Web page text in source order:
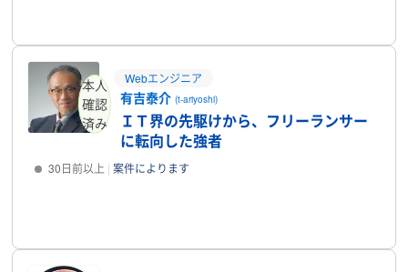
本人
確認
済み
Webエンジニア
有吉泰介(t-ariyoshi)
ＩＴ界の先駆けから、フリーランサー
に転向した強者
30日前以上 案件によります